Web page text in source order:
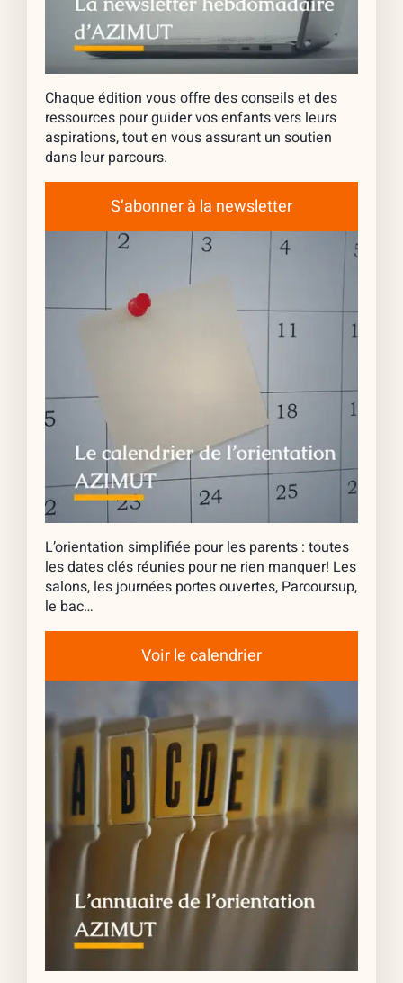
Chaque édition vous offre des conseils et des
ressources pour guider vos enfants vers leurs
aspirations, tout en vous assurant un soutien
dans leur parcours.
S’abonner à la newsletter
L’orientation simplifiée pour les parents : toutes
les dates clés réunies pour ne rien manquer! Les
salons, les journées portes ouvertes, Parcoursup,
le bac…
Voir le calendrier